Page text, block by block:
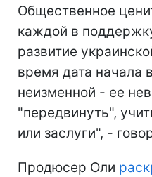
Общественное
каждой в
развитие
время дата начала
неизменной - ее
"передвинуть",
или заслуги", -
Продюсер Оли